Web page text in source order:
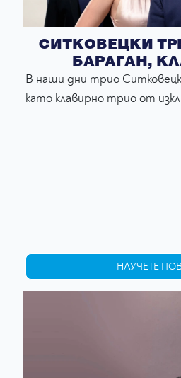
СИТКОВЕЦКИ
БАРАГАН,
В наши дни трио
като клавирно трио от
НАУЧЕТЕ